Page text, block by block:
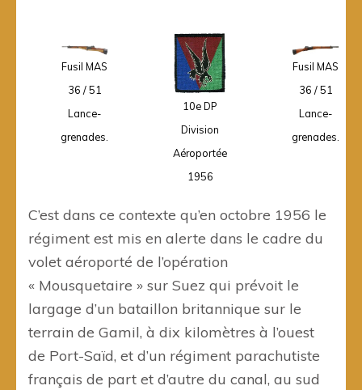
Fusil MAS
36 / 51
Lance-
grenades.
10e DP
Division
Aéroportée
1956
Fusil MAS
36 / 51
Lance-
grenades.
C’est dans ce contexte qu’en octobre 1956 le
régiment est mis en alerte dans le cadre du
volet aéroporté de l’opération
« Mousquetaire » sur Suez qui prévoit le
largage d’un bataillon britannique sur le
terrain de Gamil, à dix kilomètres à l’ouest
de Port-Saïd, et d’un régiment parachutiste
français de part et d’autre du canal, au sud